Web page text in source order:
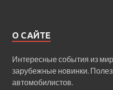
О САЙТЕ
Интересные события из
зарубежные новинки.
автомобилистов.